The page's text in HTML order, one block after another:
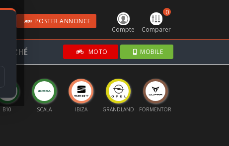
Compte
0
Comparer
POSTER ANNONCE
MARCHÉ MOTO MOBILE
B10 SCALA IBIZA GRANDLAND FORMENTOR